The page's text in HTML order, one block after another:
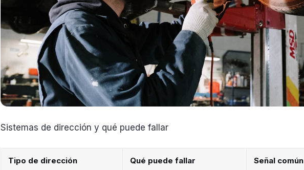
Sistemas de dirección y qué puede fallar
Tipo de dirección Qué puede fallar Señal común